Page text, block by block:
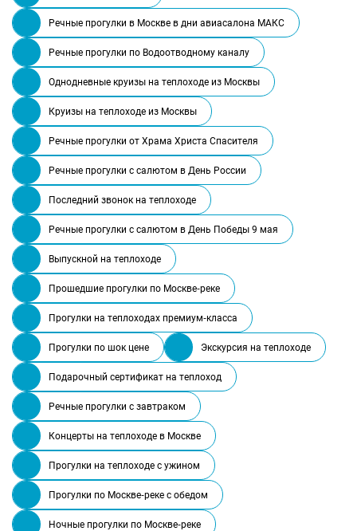
Речные прогулки в Москве в дни авиасалона МАКС
Речные прогулки по Водоотводному каналу
Однодневные круизы на теплоходе из Москвы
Круизы на теплоходе из Москвы
Речные прогулки от Храма Христа Спасителя
Речные прогулки с салютом в День России
Последний звонок на теплоходе
Речные прогулки с салютом в День Победы 9 мая
Выпускной на теплоходе
Прошедшие прогулки по Москве-реке
Прогулки на теплоходах премиум-класса
Прогулки по шок цене Экскурсия на теплоходе
Подарочный сертификат на теплоход
Речные прогулки с завтраком
Концерты на теплоходе в Москве
Прогулки на теплоходе с ужином
Прогулки по Москве-реке с обедом
Ночные прогулки по Москве-реке